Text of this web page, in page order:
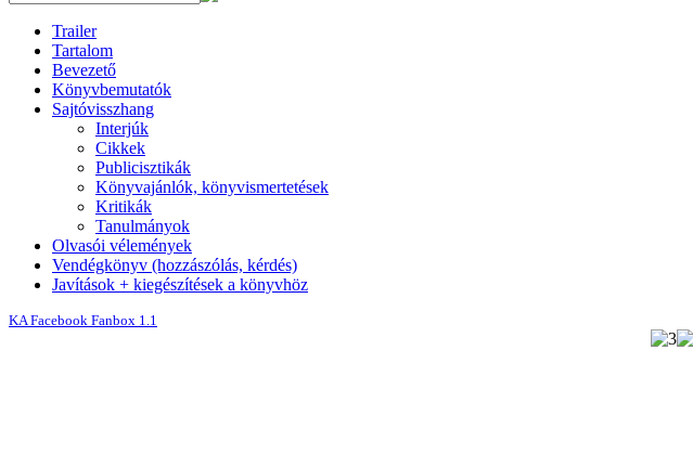
Trailer
Tartalom
Bevezető
Könyvbemutatók
Sajtóvisszhang
Interjúk
Cikkek
Publicisztikák
Könyvajánlók, könyvismertetések
Kritikák
Tanulmányok
Olvasói vélemények
Vendégkönyv (hozzászólás, kérdés)
Javítások + kiegészítések a könyvhöz
KA Facebook Fanbox 1.1